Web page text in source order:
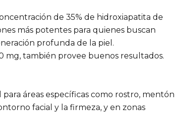
de 35% de hidroxiapatita de
más potentes para quienes buscan
profunda de la piel.
mg, también provee buenos resultados.
para áreas específicas como rostro, mentón
facial y la firmeza, y en zonas